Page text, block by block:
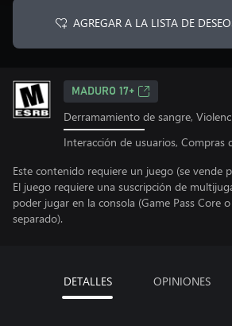
AGREGAR A LA LISTA DE
MADURO 17+
Derramamiento de sangre,
Interacción de usuarios, Compras
Este contenido requiere un juego (se vende
El juego requiere una suscripción de
poder jugar en la consola (Game Pass Core
separado).
DETALLES OPINIONES